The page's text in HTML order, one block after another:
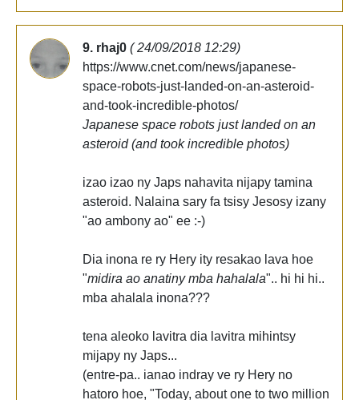
9. rhaj0 ( 24/09/2018 12:29)
https://www.cnet.com/news/japanese-
space-robots-just-landed-on-an-asteroid-
and-took-incredible-photos/
Japanese space robots just landed on an
asteroid (and took incredible photos)
izao izao ny Japs nahavita nijapy tamina
asteroid. Nalaina sary fa tsisy Jesosy izany
"ao ambony ao" ee :-)
Dia inona re ry Hery ity resakao lava hoe
"midira ao anatiny mba hahalala".. hi hi hi..
mba ahalala inona???
tena aleoko lavitra dia lavitra mihintsy
mijapy ny Japs...
(entre-pa.. ianao indray ve ry Hery no
hatoro hoe, "Today, about one to two million